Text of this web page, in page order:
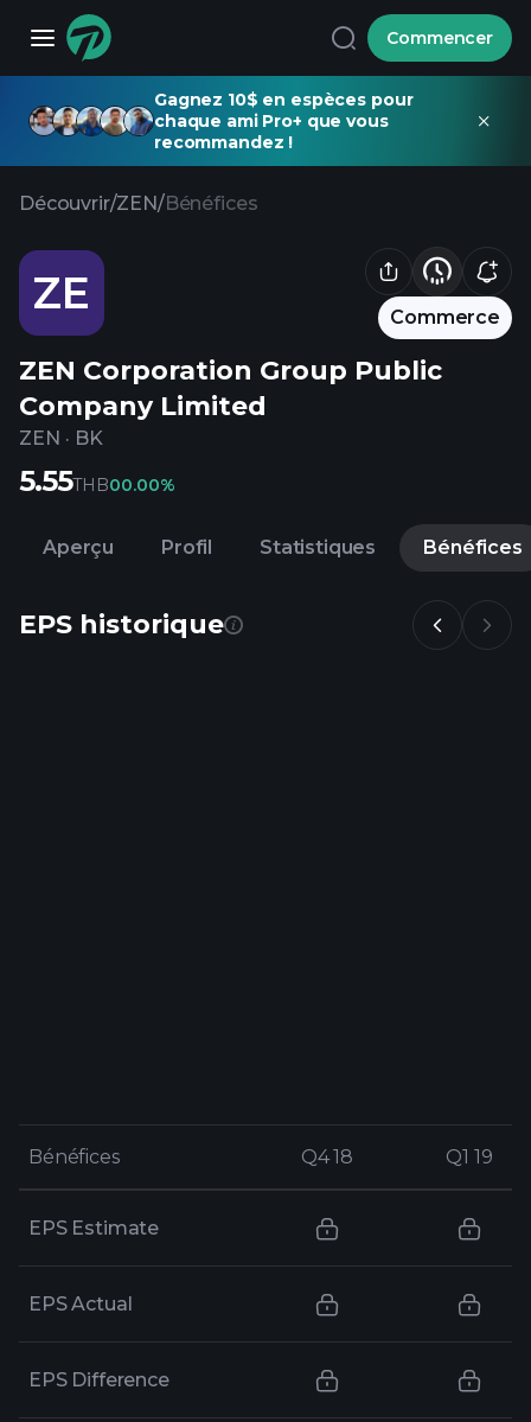
Commencer
Gagnez 10$ en espèces pour
chaque ami Pro+ que vous
recommandez !
Découvrir/ZEN/Bénéfices
ZE Commerce
ZEN Corporation Group Public
Company Limited
ZEN · BK
5.55THB00.00%
Aperçu Profil Statistiques Bénéfices
EPS historique
Bénéfices Q4 18 Q1 19
Bénéfices Q4 18 Q1 19
EPS Estimate
EPS Actual
EPS Difference